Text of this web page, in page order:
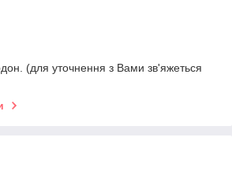
(для уточнення з Вами зв'яжеться